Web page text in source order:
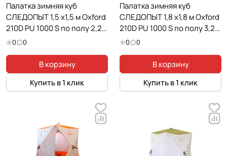
Палатка зимняя куб
СЛЕДОПЫТ 1,5 х1,5 м Oxford
210D PU 1000 S по полу 2,2
кв.м цв. синий/белый с
0 0
В корзину
Купить в 1 клик
Палатка зимняя куб
СЛЕДОПЫТ 1,8 х1,8 м Oxford
210D PU 1000 S по полу 3,2
кв.м цв. синий/белый
0 0
В корзину
Купить в 1 клик